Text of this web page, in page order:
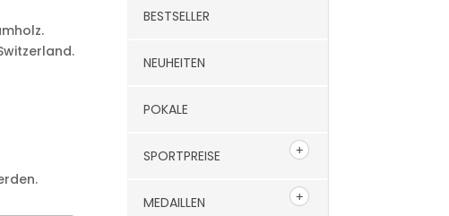
BESTSELLER
NEUHEITEN
POKALE
SPORTPREISE
MEDAILLEN